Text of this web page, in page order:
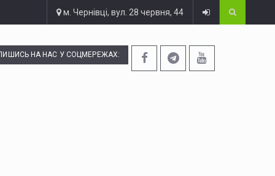
м. Чернівці, вул. 28 червня, 44
НА НАС У СОЦМЕРЕЖАХ: